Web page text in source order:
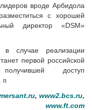
вроде Арбидола
с хорошей
директор «DSM»
случае реализации
первой российской
доступ
n
, www2.bcs.ru,
www.ft.com